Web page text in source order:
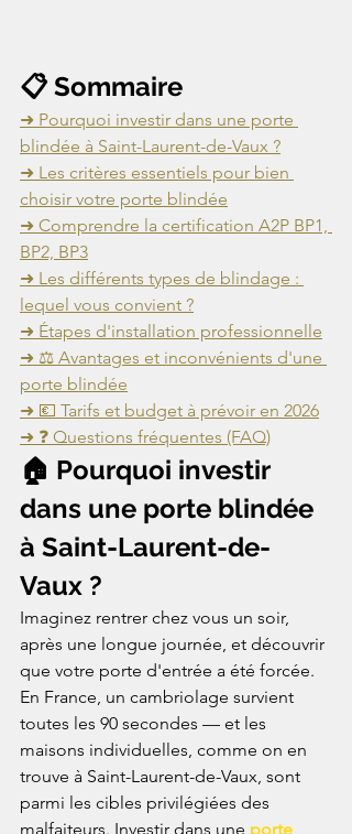
📋 Sommaire
➜ Pourquoi investir dans une porte
blindée à Saint-Laurent-de-Vaux ?
➜ Les critères essentiels pour bien
choisir votre porte blindée
➜ Comprendre la certification A2P BP1,
BP2, BP3
➜ Les différents types de blindage :
lequel vous convient ?
➜ Étapes d'installation professionnelle
➜ ⚖️ Avantages et inconvénients d'une
porte blindée
➜ 💶 Tarifs et budget à prévoir en 2026
➜ ❓ Questions fréquentes (FAQ)
🏠 Pourquoi investir
dans une porte blindée
à Saint-Laurent-de-
Vaux ?
Imaginez rentrer chez vous un soir,
après une longue journée, et découvrir
que votre porte d'entrée a été forcée.
En France, un cambriolage survient
toutes les 90 secondes — et les
maisons individuelles, comme on en
trouve à Saint-Laurent-de-Vaux, sont
parmi les cibles privilégiées des
malfaiteurs. Investir dans une porte